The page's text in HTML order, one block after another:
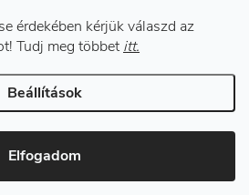
érdekében kérjük válaszd az
Tudj meg többet itt.
Beállítások
Elfogadom
Shoptet készítette
Hungary Kft.. Minden jog fenntartva.Süti
szerkesztése